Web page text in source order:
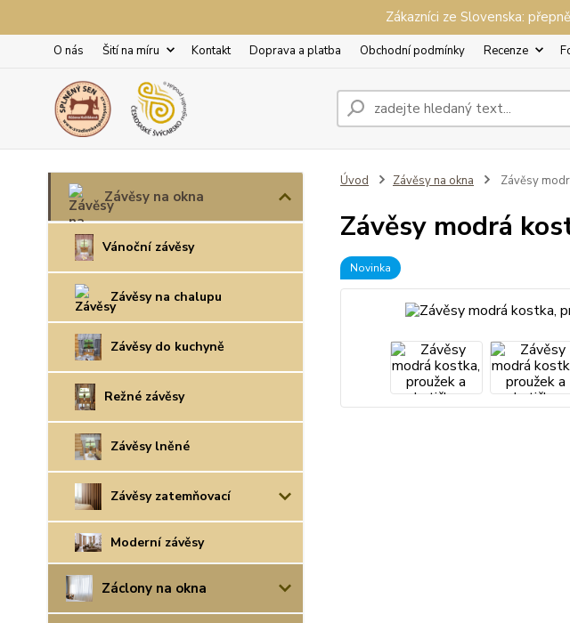
Zákazníci ze Slovenska:
O nás Šití na míru Kontakt Doprava a platba Obchodní podmínky Recenze
Závěsy na okna
Vánoční závěsy
Závěsy na chalupu
Závěsy do kuchyně
Režné závěsy
Závěsy lněné
Závěsy zatemňovací
Moderní závěsy
Záclony na okna
Úvod Závěsy na okna Závěsy
Závěsy modrá
Novinka